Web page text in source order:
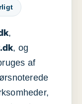
,
, og
af